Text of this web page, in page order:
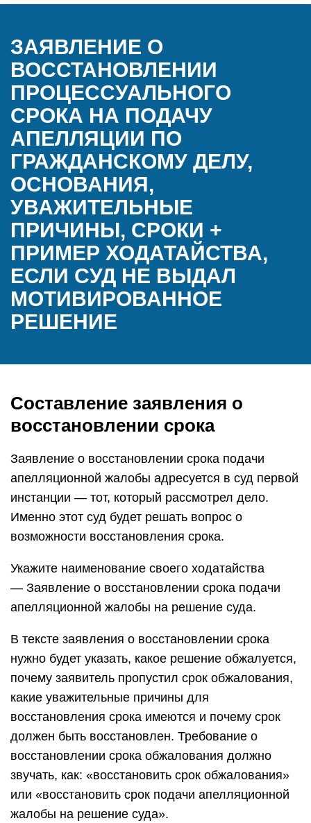
ЗАЯВЛЕНИЕ О
ВОССТАНОВЛЕНИИ
ПРОЦЕССУАЛЬНОГО
СРОКА НА ПОДАЧУ
АПЕЛЛЯЦИИ ПО
ГРАЖДАНСКОМУ ДЕЛУ,
ОСНОВАНИЯ,
УВАЖИТЕЛЬНЫЕ
ПРИЧИНЫ, СРОКИ +
ПРИМЕР ХОДАТАЙСТВА,
ЕСЛИ СУД НЕ ВЫДАЛ
МОТИВИРОВАННОЕ
РЕШЕНИЕ
Составление заявления о
восстановлении срока
Заявление о восстановлении срока подачи
апелляционной жалобы адресуется в суд первой
инстанции — тот, который рассмотрел дело.
Именно этот суд будет решать вопрос о
возможности восстановления срока.
Укажите наименование своего ходатайства
— Заявление о восстановлении срока подачи
апелляционной жалобы на решение суда.
В тексте заявления о восстановлении срока
нужно будет указать, какое решение обжалуется,
почему заявитель пропустил срок обжалования,
какие уважительные причины для
восстановления срока имеются и почему срок
должен быть восстановлен. Требование о
восстановлении срока обжалования должно
звучать, как: «восстановить срок обжалования»
или «восстановить срок подачи апелляционной
жалобы на решение суда».